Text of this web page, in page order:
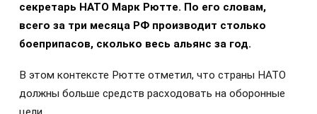
секретарь НАТО Марк Рютте. По его словам,
всего за три месяца РФ производит столько
боеприпасов, сколько весь альянс за год.
В этом контексте Рютте отметил, что страны НАТО
должны больше средств расходовать на оборонные